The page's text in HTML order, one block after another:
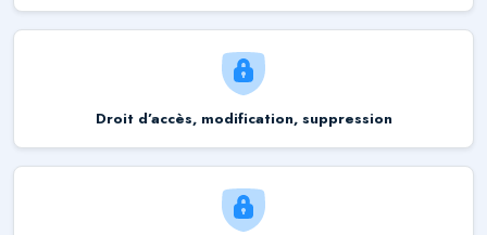
Droit d’accès, modification, suppression